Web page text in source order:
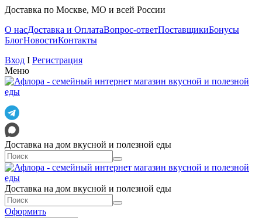
Доставка по Москве, МО и всей России
О насДоставка и ОплатаВопрос-ответПоставщикиБонусы
БлогНовостиКонтакты
Вход I Регистрация
Меню
Доставка на дом вкусной и полезной еды
Доставка на дом вкусной и полезной еды
Оформить